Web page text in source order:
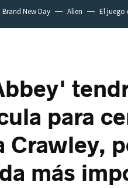
Brand New Day Alien El juego
para
Crawley,
más